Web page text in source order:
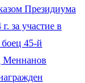
Президиума
за участие в
боец 45-й
Меннанов